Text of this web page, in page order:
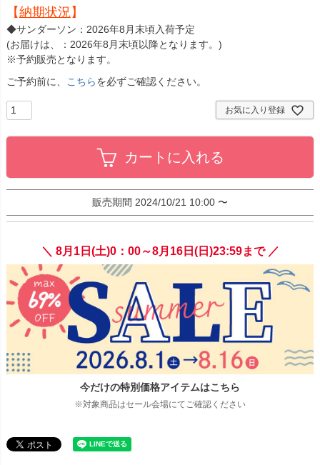
【納期状況 】
◆サンダーソン：2026年8月末頃入荷予定
(お届けは、：2026年8月末頃以降となります。)
※予約販売となります。
ご予約前に、
こちらを必ずご確認ください。
お気に入り登録
カートに入れる
販売期間 2024/10/21 10:00 〜
＼ 8月1日(土)0：00～8月16日(日)23:59まで ／
今だけの特別価格アイテムはこちら
※対象商品はセール会場にてご確認ください